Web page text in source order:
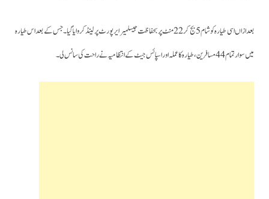
بعد ازاں اسی طیارہ کو شام 5 بج کر 22 منٹ پر بحفاظت جیسلمیر ایرپورٹ پرلینڈ کروایا گیا۔جس کے بعد اس طیارہ
میں سوار تمام 44مسافرین ، طیارہ کا عملہ اور اسپائس جیٹ کے انتظامیہ نے راحت کی سانس لی۔